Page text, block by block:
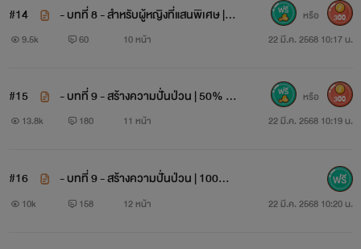
#14
- บทที่ 8 - สำหรับผู้หญิงที่แสนพิเศษ | 1
00% (ฉบับ REWRITE)
9.5k 60 10 หน้า 22 มี.ค. 2568 10:17 น.
หรือ 300
#15
- บทที่ 9 - สร้างความปั่นป่วน | 50% (ฉ
บับ REWRITE)
13.8k 180 11 หน้า 22 มี.ค. 2568 10:19 น.
หรือ 300
#16
- บทที่ 9 - สร้างความปั่นป่วน | 100%
(ฉบับ REWRITE)
10k 158 12 หน้า 22 มี.ค. 2568 10:20 น.